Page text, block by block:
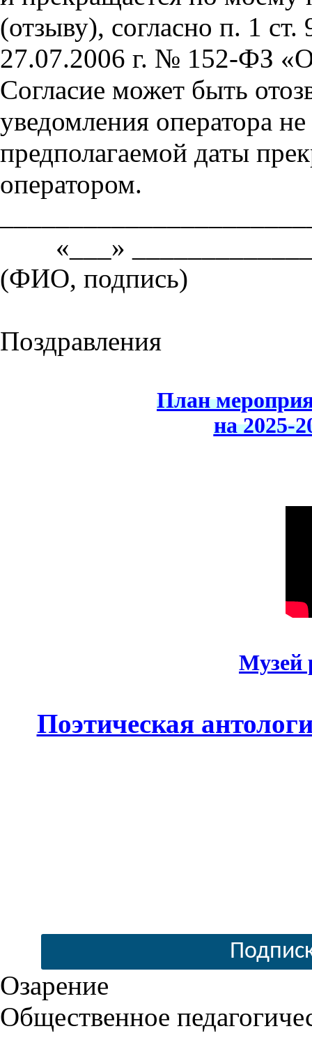
(отзыву), согласно п. 1 ст.
27.07.2006 г. № 152-ФЗ
Согласие может быть
уведомления оператора
предполагаемой даты
оператором.
«___»
(ФИО, подпись)
Поздравления
План
на 2025-
Музей
Поэтическая
Озарение
Общественное